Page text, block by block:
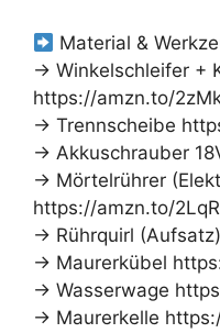
Material &
→ Winkelschleifer +
https://amzn.to/
→ Trennscheibe
→ Akkuschrauber
→ Mörtelrührer
https://amzn.to/
→ Rührquirl
→ Maurerkübel
→ Wasserwage
→ Maurerkelle